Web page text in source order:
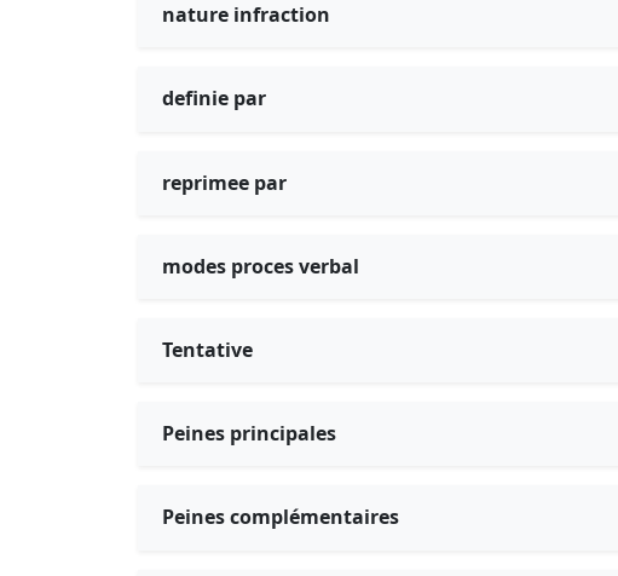
nature infraction
definie par
reprimee par
modes proces verbal
Tentative
Peines principales
Peines complémentaires